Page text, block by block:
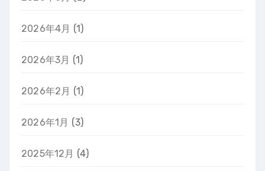
2026年4月 (1)
2026年3月 (1)
2026年2月 (1)
2026年1月 (3)
2025年12月 (4)